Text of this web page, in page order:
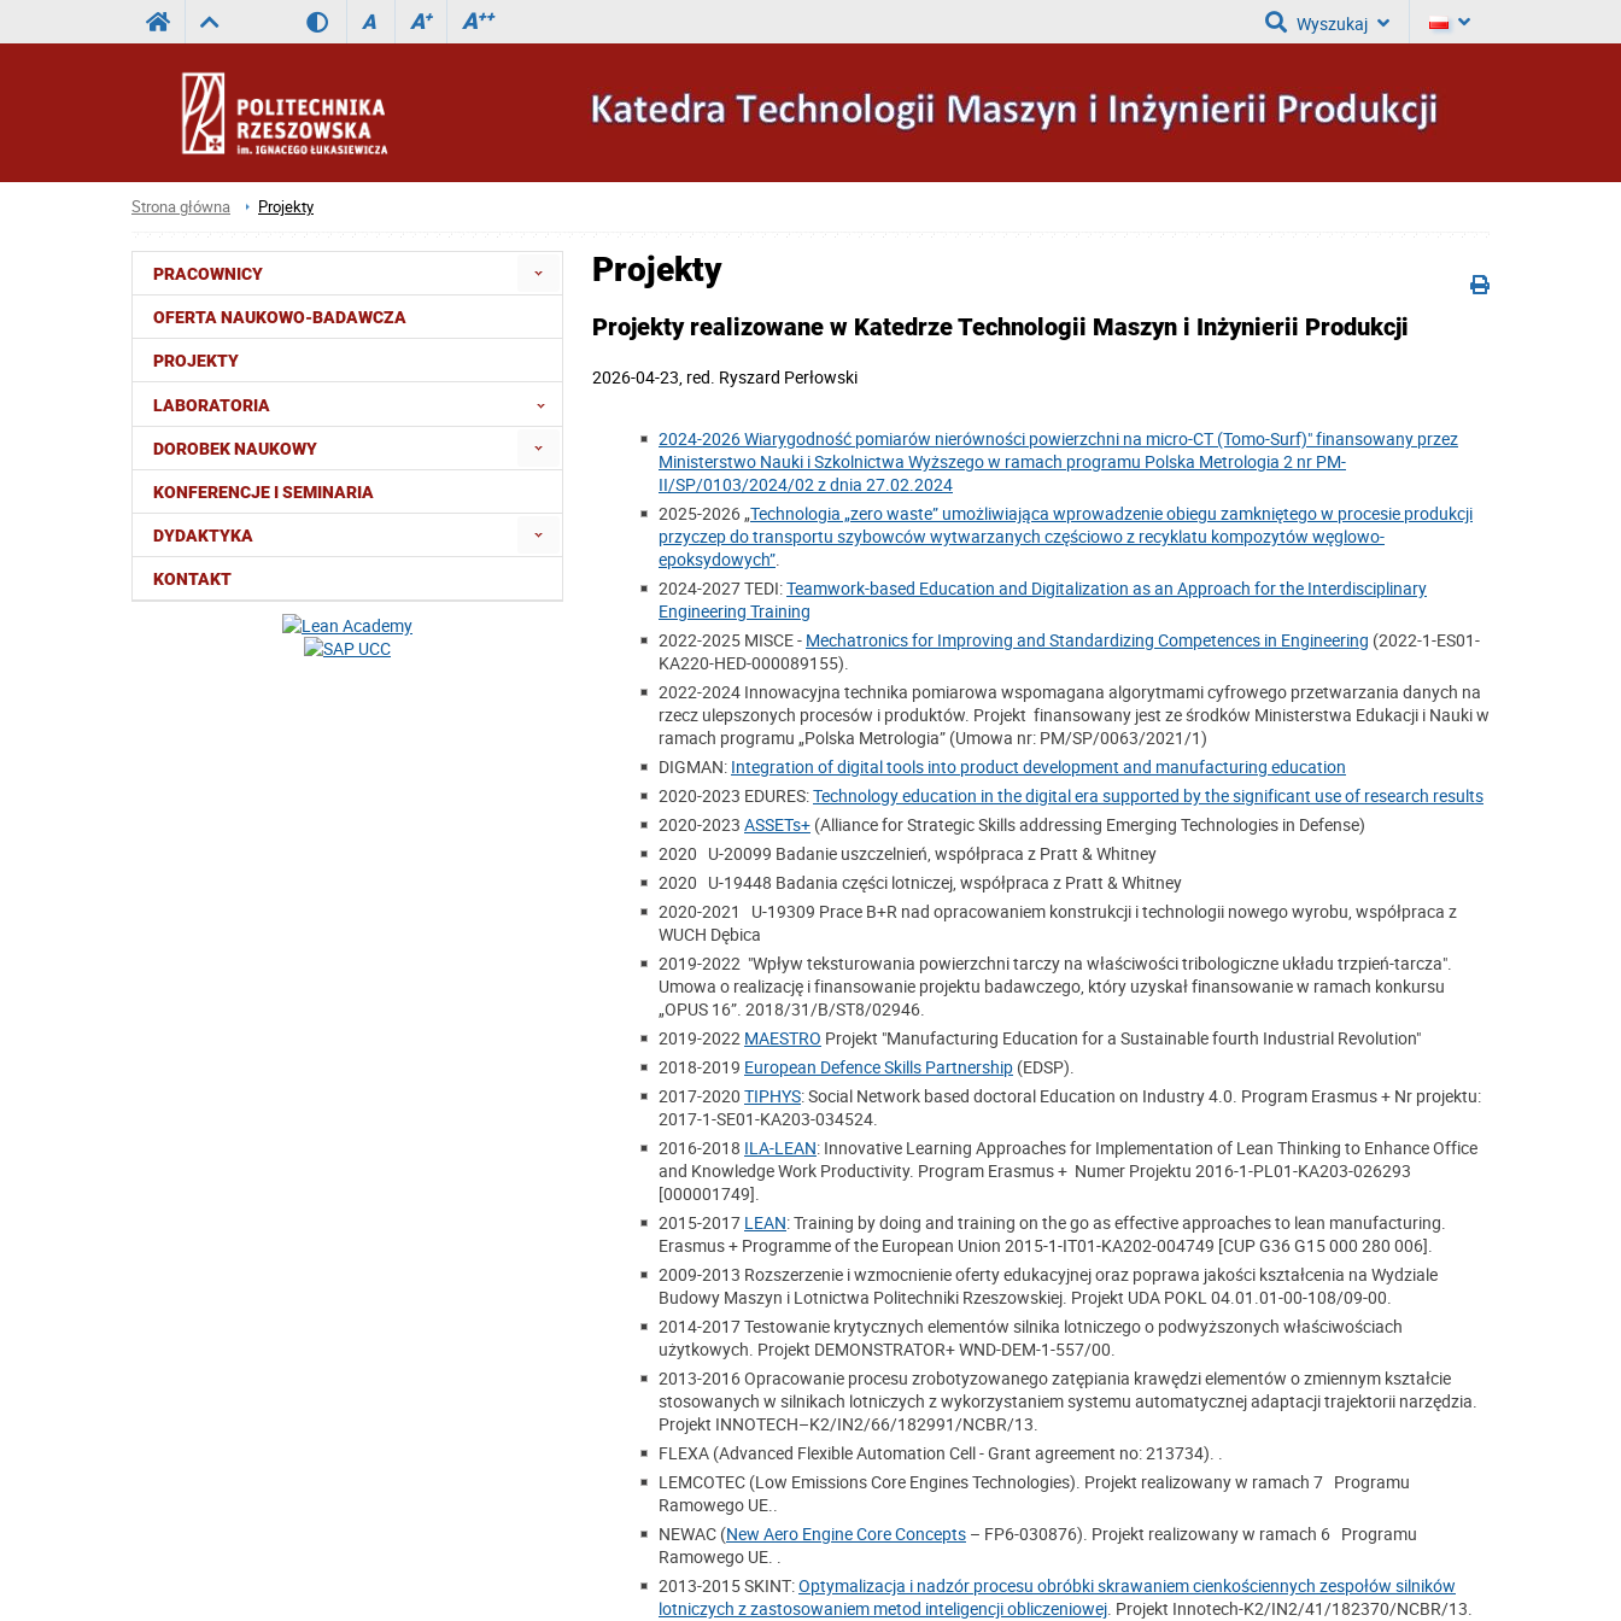
A A+ A++ Wyszukaj
Strona główna Projekty
PRACOWNICY
OFERTA NAUKOWO-BADAWCZA
PROJEKTY
LABORATORIA
DOROBEK NAUKOWY
KONFERENCJE I SEMINARIA
DYDAKTYKA
KONTAKT
Projekty
Projekty realizowane w Katedrze Technologii Maszyn i Inżynierii Produkcji
2026-04-23 red. Ryszard Perłowski
2024-2026 Wiarygodność pomiarów nierówności powierzchni na micro-CT (Tomo-Surf)" finansowany przez
Ministerstwo Nauki i Szkolnictwa Wyższego w ramach programu Polska Metrologia 2 nr PM-
II/SP/0103/2024/02 z dnia 27.02.2024
2025-2026 „Technologia „zero waste” umożliwiająca wprowadzenie obiegu zamkniętego w procesie produkcji
przyczep do transportu szybowców wytwarzanych częściowo z recyklatu kompozytów węglowo-
epoksydowych”
2024-2027 TEDI:Teamwork-based Education and Digitalization as an Approach for the Interdisciplinary
Engineering Training
2022-2025 MISCE - Mechatronics for Improving and Standardizing Competences in Engineering (2022-1-ES01-
KA220-HED-000089155).
2022-2024 Innowacyjna technika pomiarowa wspomagana algorytmami cyfrowego przetwarzania danych na
rzecz ulepszonych procesów i produktów. Projekt finansowany jest ze środków Ministerstwa Edukacji i Nauki w
ramach programu „Polska Metrologia” (Umowa nr: PM/SP/0063/2021/1)
DIGMAN: Integration of digital tools into product development and manufacturing education
2020-2023 EDURES:Technology education in the digital era supported by the significant use of research results
2020-2023 ASSETs+ (Alliance for Strategic Skills addressing Emerging Technologies in Defense)
2020 U-20099 Badanie uszczelnień, współpraca z Pratt & Whitney
2020 U-19448 Badania części lotniczej, współpraca z Pratt & Whitney
2020-2021 U-19309 Prace B+R nad opracowaniem konstrukcji i technologii nowego wyrobu, współpraca z
WUCH Dębica
2019-2022 "Wpływ teksturowania powierzchni tarczy na właściwości tribologiczne układu trzpień-tarcza".
Umowa o realizację i finansowanie projektu badawczego, który uzyskał finansowanie w ramach konkursu
„OPUS 16”. 2018/31/B/ST8/02946.
2019-2022 MAESTRO Projekt "Manufacturing Education for a Sustainable fourth Industrial Revolution"
2018-2019 European Defence Skills Partnership (EDSP).
2017-2020 TIPHYS: Social Network based doctoral Education on Industry 4.0. Program Erasmus + Nr projektu:
2017-1-SE01-KA203-034524.
2016-2018 ILA-LEAN: Innovative Learning Approaches for Implementation of Lean Thinking to Enhance Office
and Knowledge Work Productivity. Program Erasmus + Numer Projektu 2016-1-PL01-KA203-026293
[000001749].
2015-2017 LEAN: Training by doing and training on the go as effective approaches to lean manufacturing.
Erasmus + Programme of the European Union 2015-1-IT01-KA202-004749 [CUP G36 G15 000 280 006].
2009-2013 Rozszerzenie i wzmocnienie oferty edukacyjnej oraz poprawa jakości kształcenia na Wydziale
Budowy Maszyn i Lotnictwa Politechniki Rzeszowskiej. Projekt UDA POKL 04.01.01-00-108/09-00.
2014-2017 Testowanie krytycznych elementów silnika lotniczego o podwyższonych właściwościach
użytkowych. Projekt DEMONSTRATOR+ WND-DEM-1-557/00.
2013-2016 Opracowanie procesu zrobotyzowanego zatępiania krawędzi elementów o zmiennym kształcie
stosowanych w silnikach lotniczych z wykorzystaniem systemu automatycznej adaptacji trajektorii narzędzia.
Projekt INNOTECH–K2/IN2/66/182991/NCBR/13.
FLEXA (Advanced Flexible Automation Cell - Grant agreement no: 213734). .
LEMCOTEC (Low Emissions Core Engines Technologies). Projekt realizowany w ramach 7 Programu
Ramowego UE..
NEWAC (New Aero Engine Core Concepts – FP6-030876). Projekt realizowany w ramach 6 Programu
Ramowego UE. .
2013-2015 SKINT:Optymalizacja i nadzór procesu obróbki skrawaniem cienkościennych zespołów silników
lotniczych z zastosowaniem metod inteligencji obliczeniowej . Projekt Innotech-K2/IN2/41/182370/NCBR/13.